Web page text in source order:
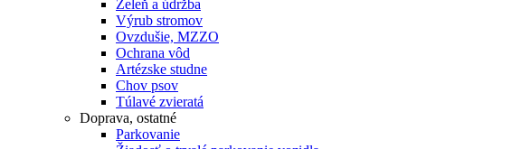
Zeleň a údržba
Výrub stromov
Ovzdušie, MZZO
Ochrana vôd
Artézske studne
Chov psov
Túlavé zvieratá
Doprava, ostatné
Parkovanie